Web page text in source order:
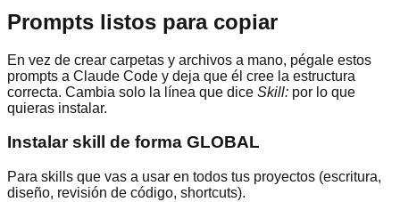
Prompts listos para copiar
En vez de crear carpetas y archivos a mano, pégale estos
prompts a Claude Code y deja que él cree la estructura
correcta. Cambia solo la línea que dice Skill: por lo que
quieras instalar.
Instalar skill de forma GLOBAL
Para skills que vas a usar en todos tus proyectos (escritura,
diseño, revisión de código, shortcuts).